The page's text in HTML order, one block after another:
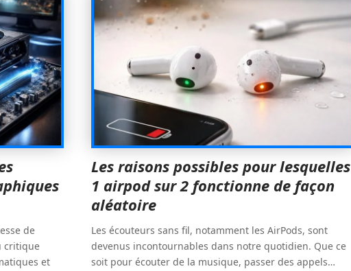
de
critique
et
Les raisons possibles pour lesquelles
1 airpod sur 2 fonctionne de façon
aléatoire
Les écouteurs sans fil, notamment les AirPods, sont
devenus incontournables dans notre quotidien. Que ce
soit pour écouter de la musique, passer des appels…